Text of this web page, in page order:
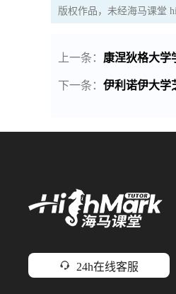
版权作品，未经海马课堂
上一条： 康涅狄格大学
下一条： 伊利诺伊大学
24h在线客服